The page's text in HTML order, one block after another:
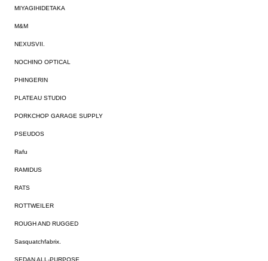
MIYAGIHIDETAKA
M&M
NEXUSVII.
NOCHINO OPTICAL
PHINGERIN
PLATEAU STUDIO
PORKCHOP GARAGE SUPPLY
PSEUDOS
Rafu
RAMIDUS
RATS
ROTTWEILER
ROUGH AND RUGGED
Sasquatchfabrix.